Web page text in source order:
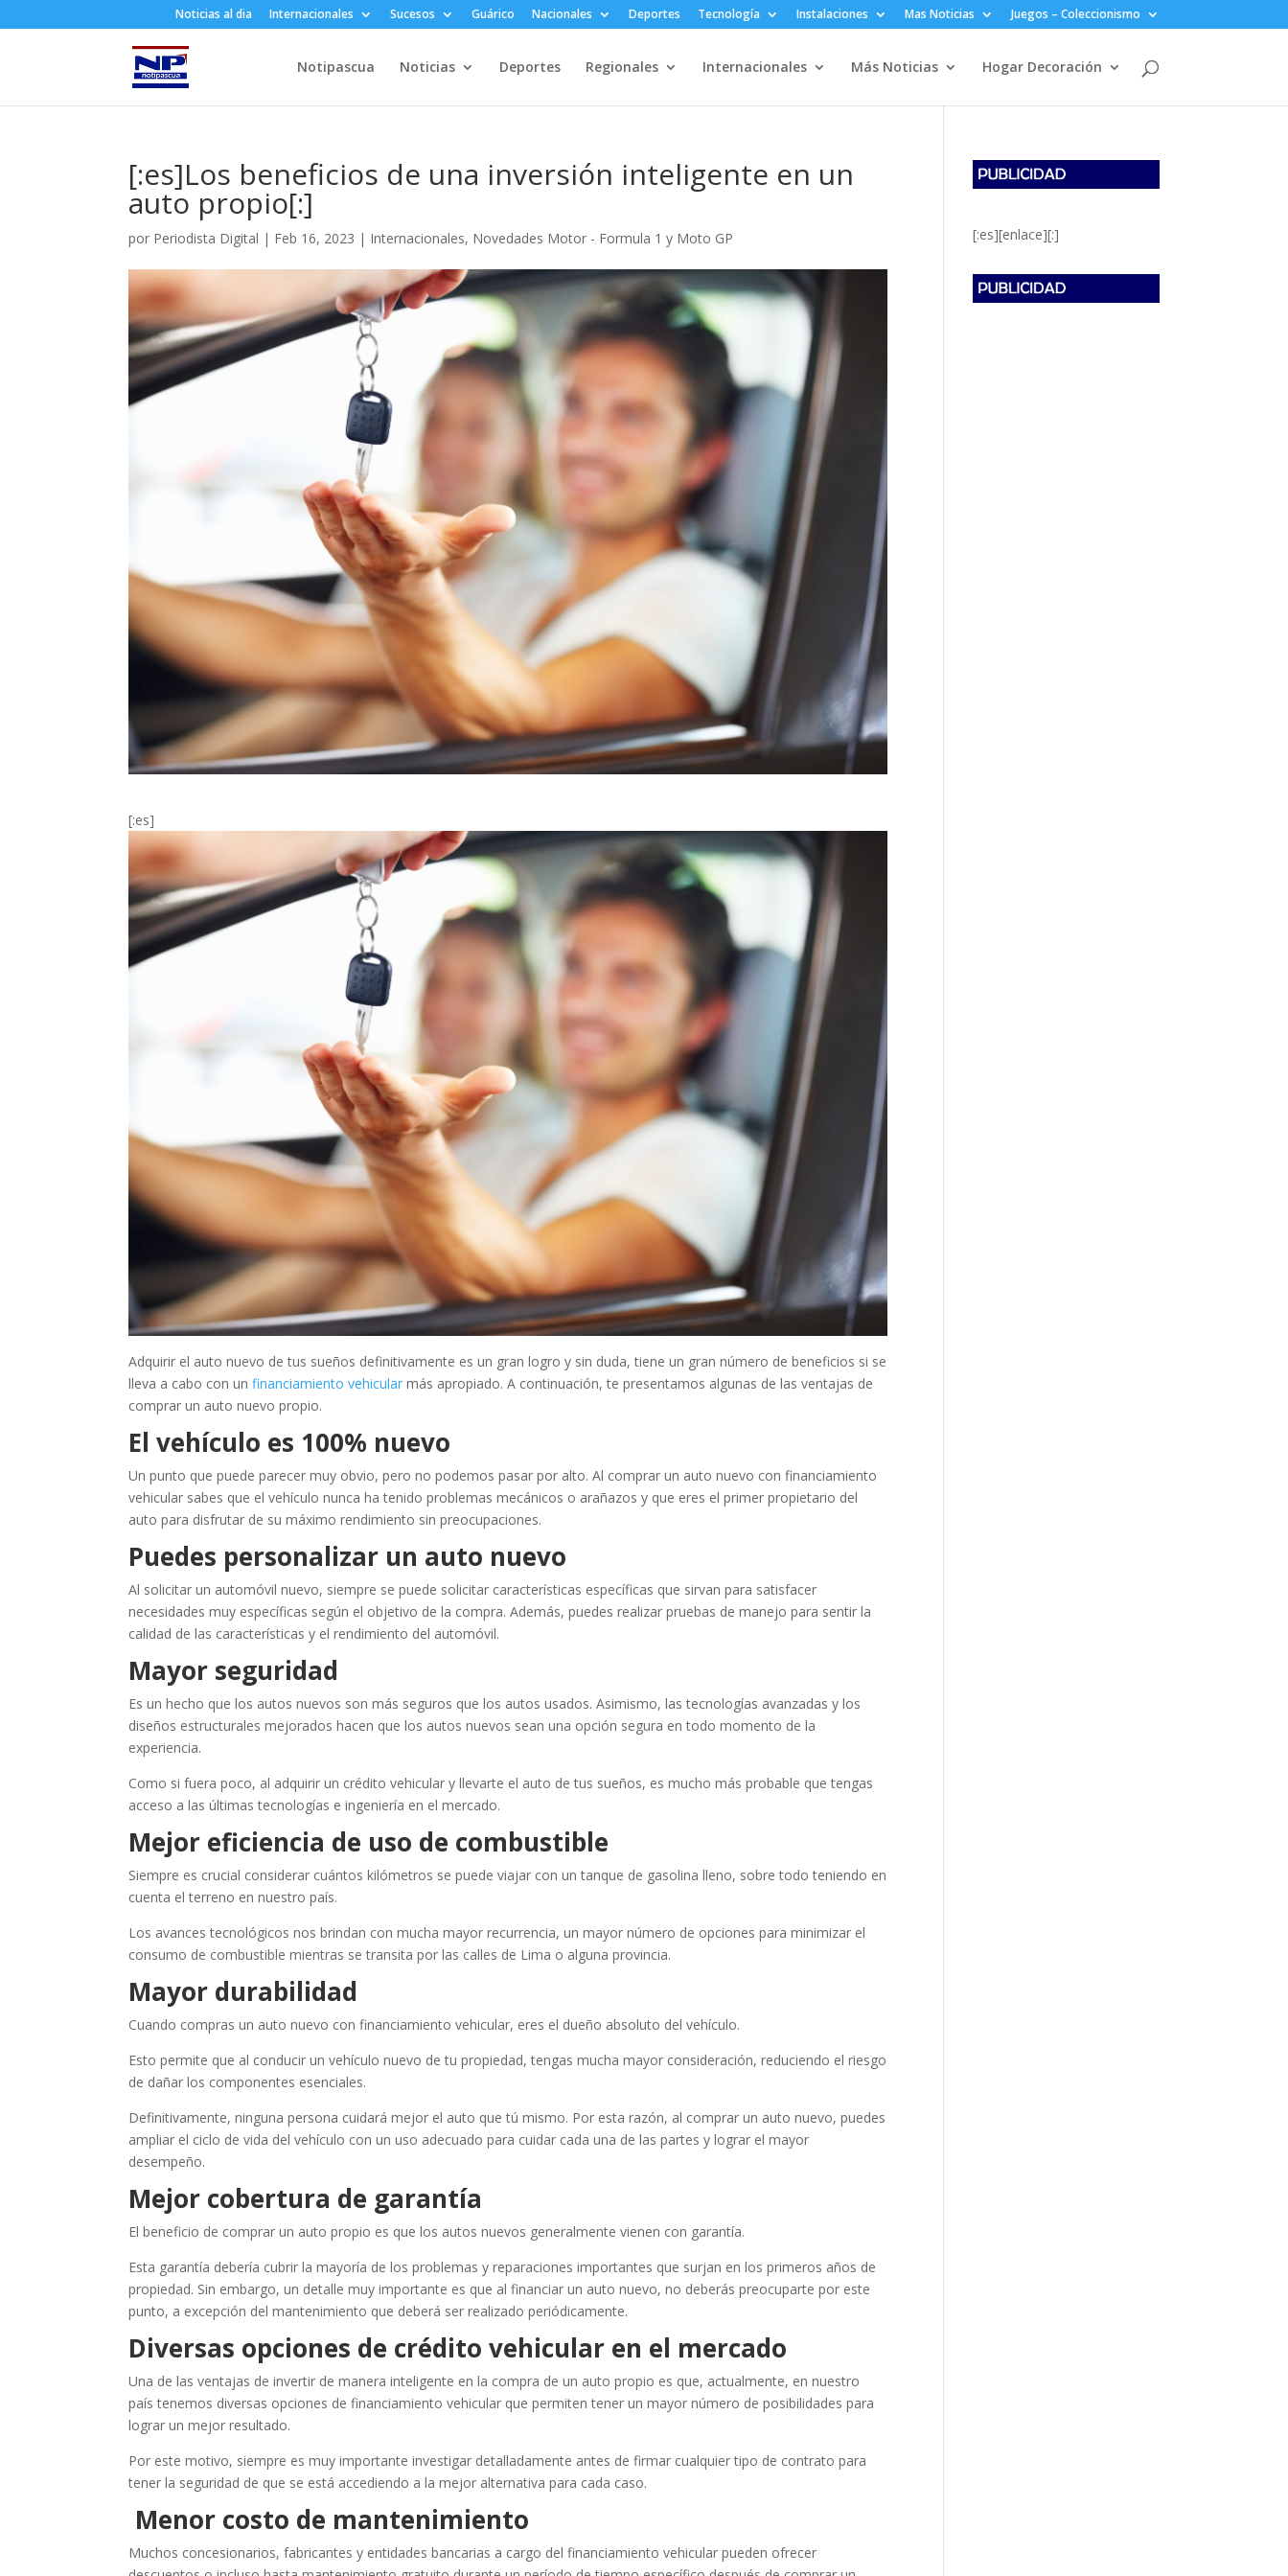
Noticias al dia Internacionales Sucesos Guárico Nacionales Deportes Tecnología Instalaciones Mas Noticias Juegos – Coleccionismo
Notipascua Noticias Deportes Regionales Internacionales Más Noticias Hogar Decoración
[:es]Los beneficios de una inversión inteligente en un
auto propio[:]
por Periodista Digital | Feb 16, 2023 | Internacionales, Novedades Motor - Formula 1 y Moto GP
[:es]
Adquirir el auto nuevo de tus sueños definitivamente es un gran logro y sin duda, tiene un gran número de beneficios si se
lleva a cabo con unfinanciamiento vehicular más apropiado. A continuación, te presentamos algunas de las ventajas de
comprar un auto nuevo propio.
El vehículo es 100% nuevo
Un punto que puede parecer muy obvio, pero no podemos pasar por alto. Al comprar un auto nuevo con financiamiento
vehicular sabes que el vehículo nunca ha tenido problemas mecánicos o arañazos y que eres el primer propietario del
auto para disfrutar de su máximo rendimiento sin preocupaciones.
Puedes personalizar un auto nuevo
Al solicitar un automóvil nuevo, siempre se puede solicitar características específicas que sirvan para satisfacer
necesidades muy específicas según el objetivo de la compra. Además, puedes realizar pruebas de manejo para sentir la
calidad de las características y el rendimiento del automóvil.
Mayor seguridad
Es un hecho que los autos nuevos son más seguros que los autos usados. Asimismo, las tecnologías avanzadas y los
diseños estructurales mejorados hacen que los autos nuevos sean una opción segura en todo momento de la
experiencia.
Como si fuera poco, al adquirir un crédito vehicular y llevarte el auto de tus sueños, es mucho más probable que tengas
acceso a las últimas tecnologías e ingeniería en el mercado.
Mejor eficiencia de uso de combustible
Siempre es crucial considerar cuántos kilómetros se puede viajar con un tanque de gasolina lleno, sobre todo teniendo en
cuenta el terreno en nuestro país.
Los avances tecnológicos nos brindan con mucha mayor recurrencia, un mayor número de opciones para minimizar el
consumo de combustible mientras se transita por las calles de Lima o alguna provincia.
Mayor durabilidad
Cuando compras un auto nuevo con financiamiento vehicular, eres el dueño absoluto del vehículo.
Esto permite que al conducir un vehículo nuevo de tu propiedad, tengas mucha mayor consideración, reduciendo el riesgo
de dañar los componentes esenciales.
Definitivamente, ninguna persona cuidará mejor el auto que tú mismo. Por esta razón, al comprar un auto nuevo, puedes
ampliar el ciclo de vida del vehículo con un uso adecuado para cuidar cada una de las partes y lograr el mayor
desempeño.
Mejor cobertura de garantía
El beneficio de comprar un auto propio es que los autos nuevos generalmente vienen con garantía.
Esta garantía debería cubrir la mayoría de los problemas y reparaciones importantes que surjan en los primeros años de
propiedad. Sin embargo, un detalle muy importante es que al financiar un auto nuevo, no deberás preocuparte por este
punto, a excepción del mantenimiento que deberá ser realizado periódicamente.
Diversas opciones de crédito vehicular en el mercado
Una de las ventajas de invertir de manera inteligente en la compra de un auto propio es que, actualmente, en nuestro
país tenemos diversas opciones de financiamiento vehicular que permiten tener un mayor número de posibilidades para
lograr un mejor resultado.
Por este motivo, siempre es muy importante investigar detalladamente antes de firmar cualquier tipo de contrato para
tener la seguridad de que se está accediendo a la mejor alternativa para cada caso.
Menor costo de mantenimiento
Muchos concesionarios, fabricantes y entidades bancarias a cargo del financiamiento vehicular pueden ofrecer
[:es][enlace][:]